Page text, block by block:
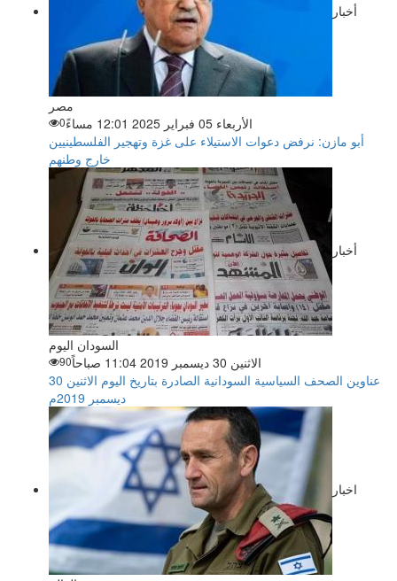
أخبار
مصر
الأربعاء 05 فبراير 2025 12:01 مساءً
0
أبو مازن: نرفض دعوات الاستيلاء على غزة وتهجير الفلسطينيين
خارج وطنهم
أخبار
السودان اليوم
الاثنين 30 ديسمبر 2019 11:04 صباحاً
90
عناوين الصحف السياسية السودانية الصادرة بتاريخ اليوم الاثنين 30
ديسمبر 2019م
اخبار